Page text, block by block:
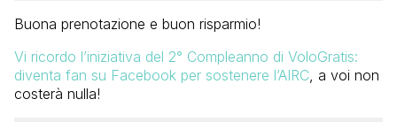
Buona prenotazione e buon risparmio!
Vi ricordo l’iniziativa del 2° Compleanno di VoloGratis:
diventa fan su Facebook per sostenere l’AIRC , a voi non
costerà nulla!